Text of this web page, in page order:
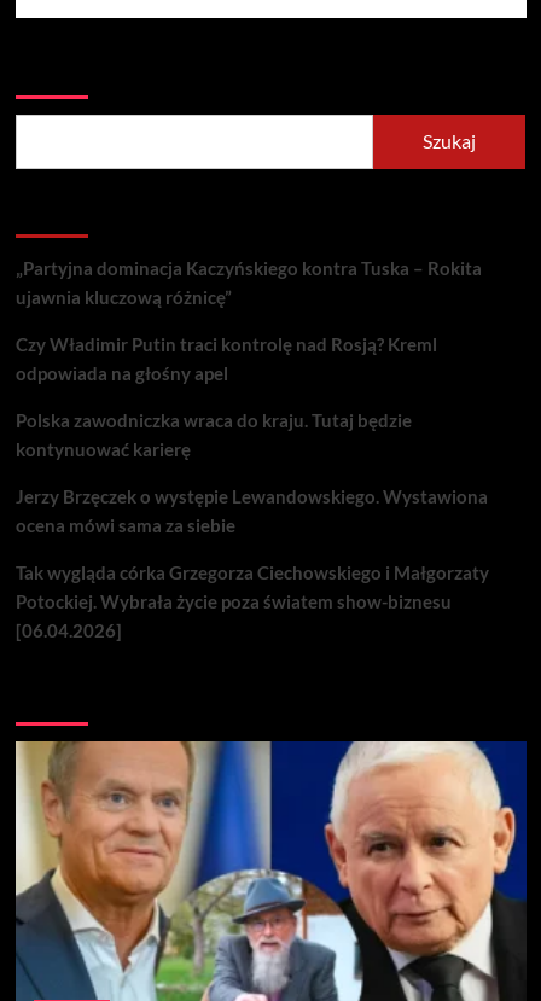
Szukaj
„Partyjna dominacja Kaczyńskiego kontra Tuska – Rokita
ujawnia kluczową różnicę”
Czy Władimir Putin traci kontrolę nad Rosją? Kreml
odpowiada na głośny apel
Polska zawodniczka wraca do kraju. Tutaj będzie
kontynuować karierę
Jerzy Brzęczek o występie Lewandowskiego. Wystawiona
ocena mówi sama za siebie
Tak wygląda córka Grzegorza Ciechowskiego i Małgorzaty
Potockiej. Wybrała życie poza światem show-biznesu
[06.04.2026]